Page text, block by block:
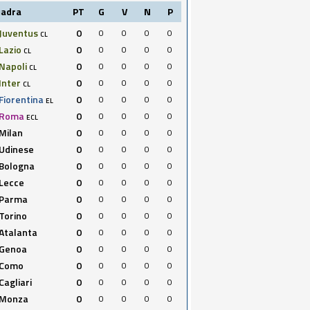
PT G V N P
Juventus CL 0 0 0 0
0
Lazio CL 0 0 0 0
0
Napoli CL 0 0 0 0
0
Inter CL 0 0 0 0
0
Fiorentina EL 0 0 0 0
0
Roma ECL 0 0 0 0
0
Milan 0 0 0 0
0
Udinese 0 0 0 0
0
Bologna 0 0 0 0
0
Lecce 0 0 0 0
0
Parma 0 0 0 0
0
Torino 0 0 0 0
0
0 0 0 0
0
Genoa 0 0 0 0
0
Como 0 0 0 0
0
Cagliari 0 0 0 0
0
Monza 0 0 0 0
0